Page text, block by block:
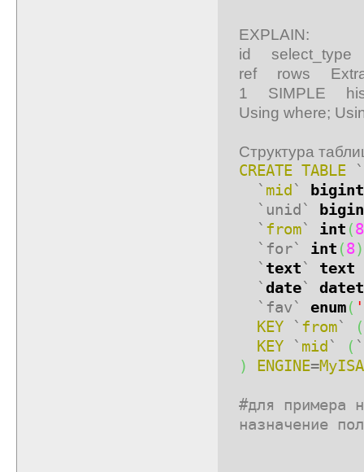
EXPLAIN:
id
ref rows
1 SIMPLE
Using where;
Структура
CREATE TABLE
` mid` bigint
`unid`
` from` int (8
`for` int (8)
` text` text
`date`
`fav` enum(
KEY ` from`
(
KEY ` mid` ( `
)
ENGINE=
#для примера
назначение